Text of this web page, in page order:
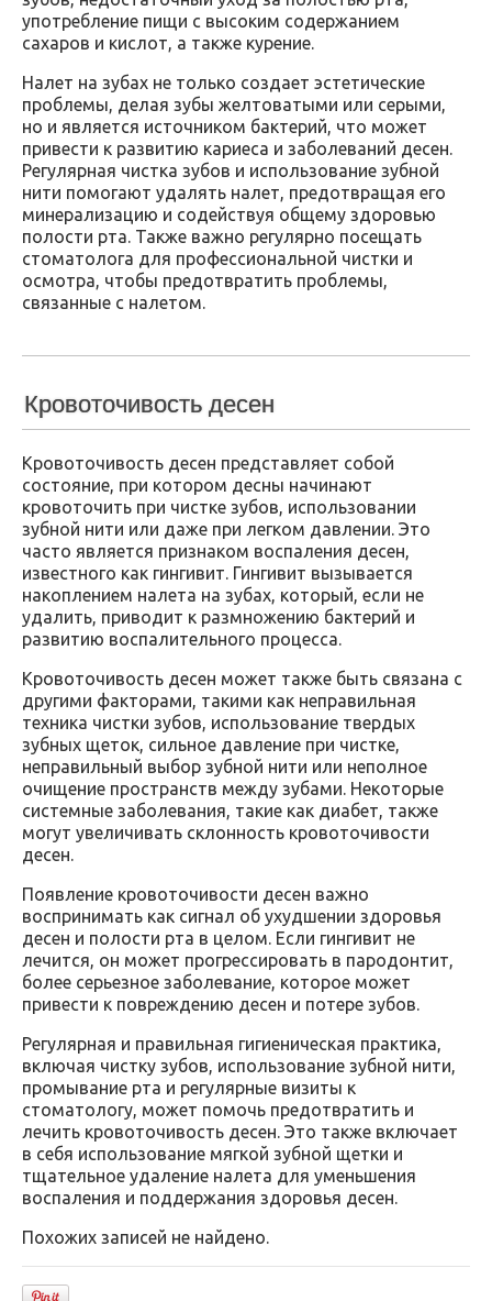
употребление пищи с высоким содержанием
сахаров и кислот, а также курение.
Налет на зубах не только создает эстетические
проблемы, делая зубы желтоватыми или серыми,
но и является источником бактерий, что может
привести к развитию кариеса и заболеваний десен.
Регулярная чистка зубов и использование зубной
нити помогают удалять налет, предотвращая его
минерализацию и содействуя общему здоровью
полости рта. Также важно регулярно посещать
стоматолога для профессиональной чистки и
осмотра, чтобы предотвратить проблемы,
связанные с налетом.
Кровоточивость десен
Кровоточивость десен представляет собой
состояние, при котором десны начинают
кровоточить при чистке зубов, использовании
зубной нити или даже при легком давлении. Это
часто является признаком воспаления десен,
известного как гингивит. Гингивит вызывается
накоплением налета на зубах, который, если не
удалить, приводит к размножению бактерий и
развитию воспалительного процесса.
Кровоточивость десен может также быть связана с
другими факторами, такими как неправильная
техника чистки зубов, использование твердых
зубных щеток, сильное давление при чистке,
неправильный выбор зубной нити или неполное
очищение пространств между зубами. Некоторые
системные заболевания, такие как диабет, также
могут увеличивать склонность кровоточивости
десен.
Появление кровоточивости десен важно
воспринимать как сигнал об ухудшении здоровья
десен и полости рта в целом. Если гингивит не
лечится, он может прогрессировать в пародонтит,
более серьезное заболевание, которое может
привести к повреждению десен и потере зубов.
Регулярная и правильная гигиеническая практика,
включая чистку зубов, использование зубной нити,
промывание рта и регулярные визиты к
стоматологу, может помочь предотвратить и
лечить кровоточивость десен. Это также включает
в себя использование мягкой зубной щетки и
тщательное удаление налета для уменьшения
воспаления и поддержания здоровья десен.
Похожих записей не найдено.